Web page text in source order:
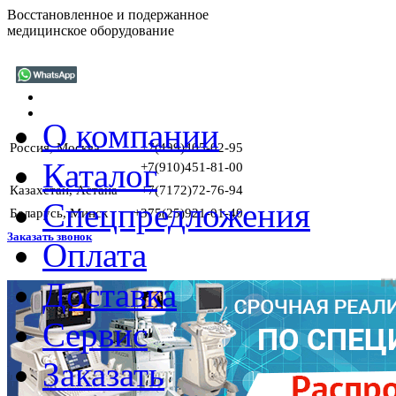
Восстановленное и подержанное
медицинское оборудование
Россия, Москва
+7(499)405-02-95
+7(910)451-81-00
Казахстан, Астана
+7(7172)72-76-94
Беларусь, Минск
+375(25)921-01-40
Заказать звонок
О компании
Каталог
Спецпредложения
Оплата
Доставка
Сервис
Заказать